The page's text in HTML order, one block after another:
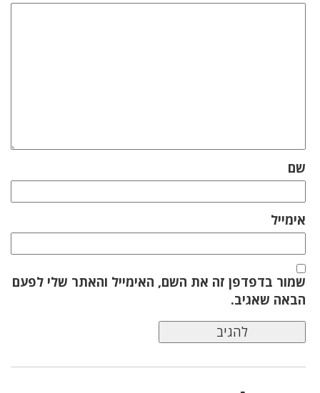
שם
אימייל
שמור בדפדפן זה את השם, האימייל והאתר שלי לפעם
הבאה שאגיב.